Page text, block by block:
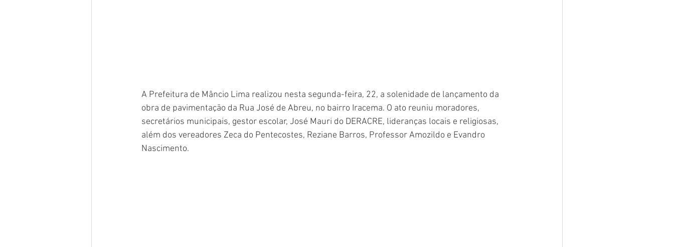
A Prefeitura de Mâncio Lima realizou nesta segunda-feira, 22, a solenidade de lançamento da
obra de pavimentação da Rua José de Abreu, no bairro Iracema. O ato reuniu moradores,
secretários municipais, gestor escolar, José Mauri do DERACRE, lideranças locais e religiosas,
além dos vereadores Zeca do Pentecostes, Reziane Barros, Professor Amozildo e Evandro
Nascimento.